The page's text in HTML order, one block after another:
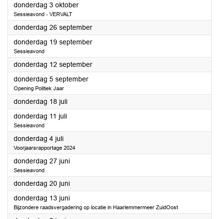
donderdag 3 oktober2024
Sessieavond - VERVALT
donderdag 26 september2024
donderdag 19 september2024
Sessieavond
donderdag 12 september2024
donderdag 5 september2024
Opening Politiek Jaar
donderdag 18 juli2024
donderdag 11 juli2024
Sessieavond
donderdag 4 juli2024
Voorjaarsrapportage 2024
donderdag 27 juni2024
Sessieavond
donderdag 20 juni2024
donderdag 13 juni2024
Bijzondere raadsvergadering op locatie in Haarlemmermeer ZuidOost